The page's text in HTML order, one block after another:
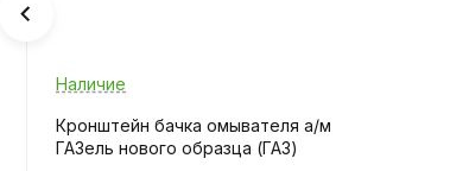
Наличие
Кронштейн бачка омывателя а/м
ГАЗель нового образца (ГАЗ)